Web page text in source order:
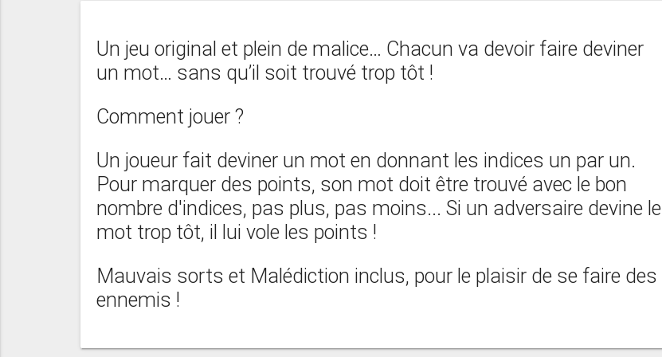
Un jeu original et plein de malice… Chacun va devoir faire deviner
un mot… sans qu’il soit trouvé trop tôt !
Comment jouer ?
Un joueur fait deviner un mot en donnant les indices un par un.
Pour marquer des points, son mot doit être trouvé avec le bon
nombre d'indices, pas plus, pas moins... Si un adversaire devine le
mot trop tôt, il lui vole les points !
Mauvais sorts et Malédiction inclus, pour le plaisir de se faire des
ennemis !